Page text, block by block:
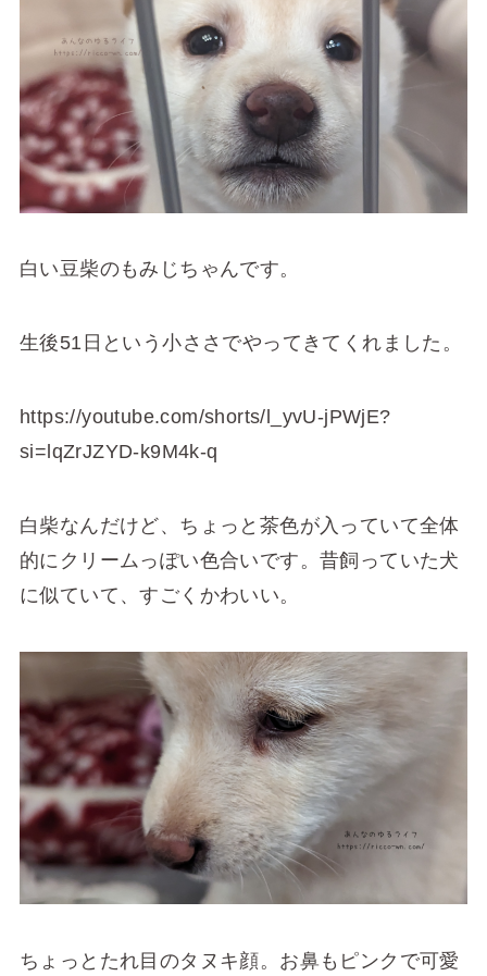
白い豆柴のもみじちゃんです。
生後51日という小ささでやってきてくれました。
https://youtube.com/shorts/l_yvU-jPWjE?
si=lqZrJZYD-k9M4k-q
白柴なんだけど、ちょっと茶色が入っていて全体
的にクリームっぽい色合いです。昔飼っていた犬
に似ていて、すごくかわいい。
ちょっとたれ目のタヌキ顔。お鼻もピンクで可愛